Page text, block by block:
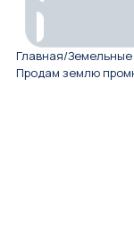
Главная/Земельные
Продам землю